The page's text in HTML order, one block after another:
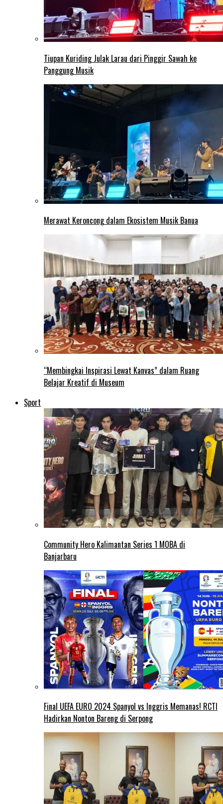
Tiupan Kuriding Julak Larau dari Pinggir Sawah ke
Panggung Musik
Merawat Keroncong dalam Ekosistem Musik Banua
“Membingkai Inspirasi Lewat Kanvas” dalam Ruang
Belajar Kreatif di Museum
Sport
Community Hero Kalimantan Series 1 MOBA di
Banjarbaru
Final UEFA EURO 2024 Spanyol vs Inggris Memanas! RCTI
Hadirkan Nonton Bareng di Serpong